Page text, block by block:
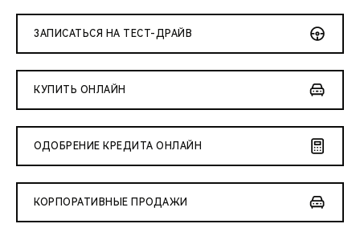
ЗАПИСАТЬСЯ НА ТЕСТ-ДРАЙВ
КУПИТЬ ОНЛАЙН
ОДОБРЕНИЕ КРЕДИТА ОНЛАЙН
КОРПОРАТИВНЫЕ ПРОДАЖИ